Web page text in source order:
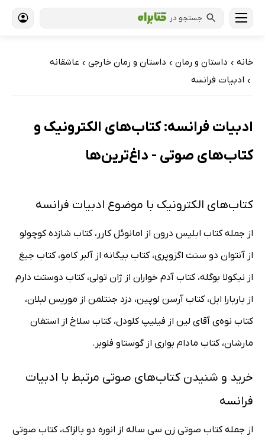
جستجو در
خانه › داستان و رمان › داستان و رمان خارجی › عاشقانه
› ادبیات فرانسه
ادبیات فرانسه: کتاب‌های الکترونیک و
کتاب‌های صوتی - داغ‌ترین‌ها
کتاب‌های الکترونیک با موضوع ادبیات فرانسه
از جمله کتاب ابلیس درون از امانوئل کارر، کتاب شازده کوچولو
از آنتوان دو سنت اگزوپری، کتاب بیگانه از آلبر کامو، کتاب جیغ
از نیکولا بوگله، کتاب آدم خواران از ژان تولی، کتاب دوستت دارم
از باربارا ابل، کتاب آرسن لوپین، دزد جنتلمن از موریس لبلان،
کتاب نوه‌ی آقای لین از فیلیپ کلودل، کتاب سلاخ از استفان
مارشان، کتاب مادام بواری از گوستاو فلوبر.
خرید و شنیدن کتاب‌های صوتی مرتبط با ادبیات
فرانسه
از جمله کتاب صوتی زن سی ساله از انوره دو بالزاک، کتاب صوتی